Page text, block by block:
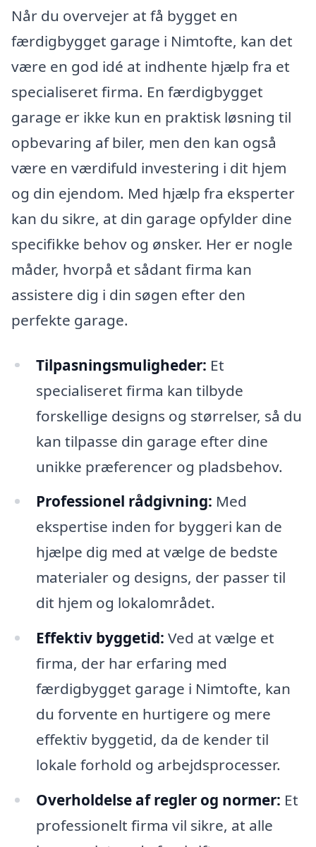
Når du overvejer at få bygget en
færdigbygget garage i Nimtofte, kan det
være en god idé at indhente hjælp fra et
specialiseret firma. En færdigbygget
garage er ikke kun en praktisk løsning til
opbevaring af biler, men den kan også
være en værdifuld investering i dit hjem
og din ejendom. Med hjælp fra eksperter
kan du sikre, at din garage opfylder dine
specifikke behov og ønsker. Her er nogle
måder, hvorpå et sådant firma kan
assistere dig i din søgen efter den
perfekte garage.
Tilpasningsmuligheder: Et
specialiseret firma kan tilbyde
forskellige designs og størrelser, så du
kan tilpasse din garage efter dine
unikke præferencer og pladsbehov.
Professionel rådgivning: Med
ekspertise inden for byggeri kan de
hjælpe dig med at vælge de bedste
materialer og designs, der passer til
dit hjem og lokalområdet.
Effektiv byggetid: Ved at vælge et
firma, der har erfaring med
færdigbygget garage i Nimtofte, kan
du forvente en hurtigere og mere
effektiv byggetid, da de kender til
lokale forhold og arbejdsprocesser.
Overholdelse af regler og normer: Et
professionelt firma vil sikre, at alle